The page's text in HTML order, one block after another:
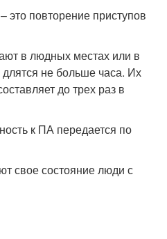
это повторение приступов
в людных местах или в
не больше часа. Их
до трех раз в
к ПА передается по
свое состояние люди с